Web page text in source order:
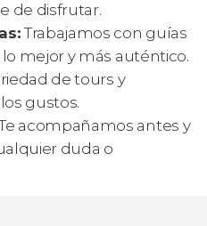
de disfrutar.
Trabajamos con guías
mejor y más auténtico.
de tours y
gustos.
acompañamos antes y
duda o